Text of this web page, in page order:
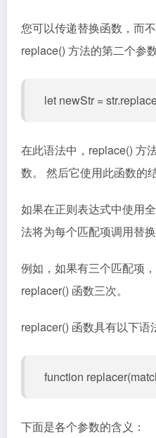
您可以传递替换函数，而
replace() 方法的第二个参
let newStr =
在此语法中，replace() 方
数。 然后它使用此函数的
如果在正则表达式中使用
法将为每个匹配项调用替换
例如，如果有三个匹配项
replacer() 函数三次。
replacer() 函数具有以下语
function
下面是各个参数的含义：